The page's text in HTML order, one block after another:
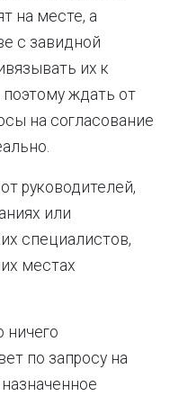
на месте, а
с завидной
их к
ждать от
на согласование
руководителей,
или
специалистов,
местах
ничего
по запросу на